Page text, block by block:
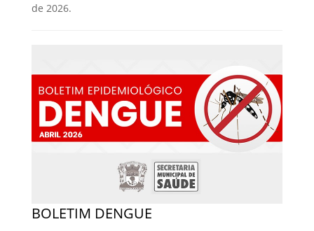
de 2026.
BOLETIM DENGUE